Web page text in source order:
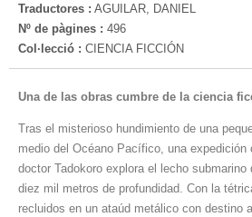
Traductores : AGUILAR, DANIEL
Nº de pàgines : 496
Col·lecció : CIENCIA FICCIÓN
Una de las obras cumbre de la ciencia
Tras el misterioso hundimiento de una
medio del Océano Pacífico, una expedición
doctor Tadokoro explora el lecho
diez mil metros de profundidad. Con la
recluidos en un ataúd metálico con destino